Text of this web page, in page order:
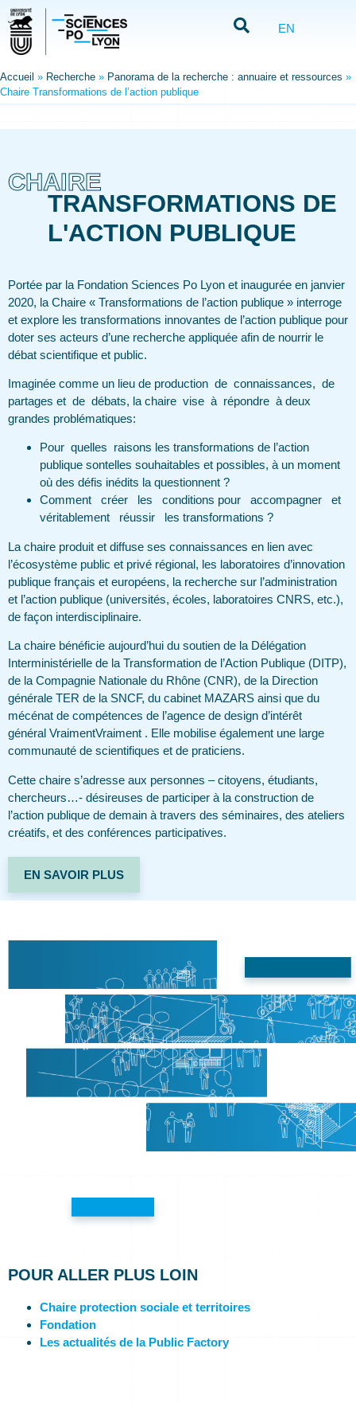
EN
Accueil » Recherche » Panorama de la recherche : annuaire et ressources »
Chaire Transformations de l’action publique
CHAIRE
TRANSFORMATIONS DE
L'ACTION PUBLIQUE
Portée par la Fondation Sciences Po Lyon et inaugurée en janvier
2020, la Chaire « Transformations de l’action publique » interroge
et explore les transformations innovantes de l’action publique pour
doter ses acteurs d’une recherche appliquée afin de nourrir le
débat scientifique et public.
Imaginée comme un lieu de production de connaissances, de
partages et de débats, la chaire vise à répondre à deux
grandes problématiques:
Pour quelles raisons les transformations de l’action
publique sontelles souhaitables et possibles, à un moment
où des défis inédits la questionnent ?
Comment créer les conditions pour accompagner et
véritablement réussir les transformations ?
La chaire produit et diffuse ses connaissances en lien avec
l’écosystème public et privé régional, les laboratoires d’innovation
publique français et européens, la recherche sur l’administration
et l’action publique (universités, écoles, laboratoires CNRS, etc.),
de façon interdisciplinaire.
La chaire bénéficie aujourd’hui du soutien de la Délégation
Interministérielle de la Transformation de l’Action Publique (DITP),
de la Compagnie Nationale du Rhône (CNR), de la Direction
générale TER de la SNCF, du cabinet MAZARS ainsi que du
mécénat de compétences de l’agence de design d’intérêt
général VraimentVraiment . Elle mobilise également une large
communauté de scientifiques et de praticiens.
Cette chaire s’adresse aux personnes – citoyens, étudiants,
chercheurs…- désireuses de participer à la construction de
l’action publique de demain à travers des séminaires, des ateliers
créatifs, et des conférences participatives.
EN SAVOIR PLUS
POUR ALLER PLUS LOIN
Chaire protection sociale et territoires
Fondation
Les actualités de la Public Factory